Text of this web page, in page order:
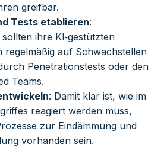
greifbar.
Tests etablieren:
ihre KI‑gestützten
regelmäßig auf Schwachstellen
Penetrationstests oder den
Teams.
: Damit klar ist, wie im
reagiert werden muss,
zur Eindämmung und
vorhanden sein.